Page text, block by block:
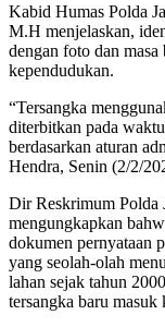
Kabid Humas Polda
M.H menjelaskan,
dengan foto dan
kependudukan.
“Tersangka
diterbitkan pada
berdasarkan aturan
Hendra, Senin (2/2/
Dir Reskrimum Polda
mengungkapkan
dokumen pernyataan
yang seolah-olah
lahan sejak tahun
tersangka baru